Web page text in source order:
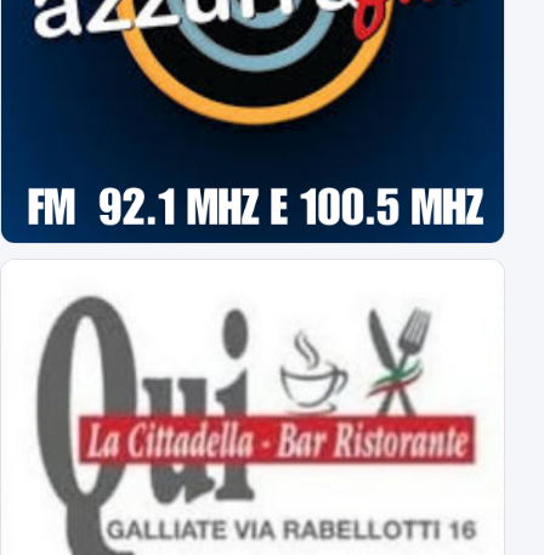
Acquisti/Cessioni "Sessione Estiva 2026/2027"
tutte le operazioni degli azzurri
Il Novara è atteso dal quarto impegno estivo
Mercoledì a Chiavari. Tra amichevoli e mercato...
Orari Biglietteria "Silvio Piola"
Per poter sottoscrivere gli abbonamenti
L'Editoriale Azzurro
Espugnato Bogliasco: Sampdoria 1 - Novara 2
terzo successo estivo per gli azzurri di Birindelli
Sampdoria-Novara: le formazioni ufficiali!
Assenti Da Graca e Lanini per affaticamento
Primavera: il calendario completo
tutti gli impegni degli azzurrini